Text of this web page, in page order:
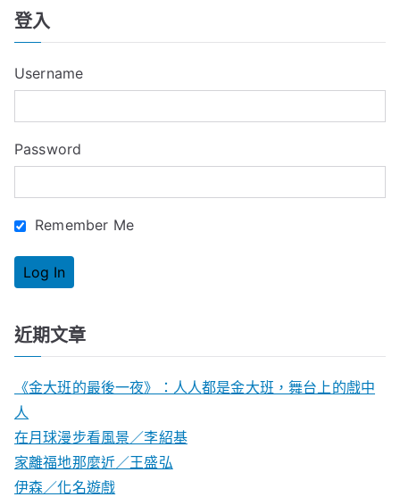
h
r
登入
Username
Password
Remember Me
近期文章
《金大班的最後一夜》：人人都是金大班，舞台上的戲中
人
在月球漫步看風景／李紹基
家離福地那麼近／王盛弘
伊森／化名遊戲